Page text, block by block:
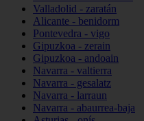
Valladolid - zaratán
Alicante - benidorm
Pontevedra - vigo
Gipuzkoa - zerain
Gipuzkoa - andoain
Navarra - valtierra
Navarra - gesalatz
Navarra - larraun
Navarra - abaurrea-baja